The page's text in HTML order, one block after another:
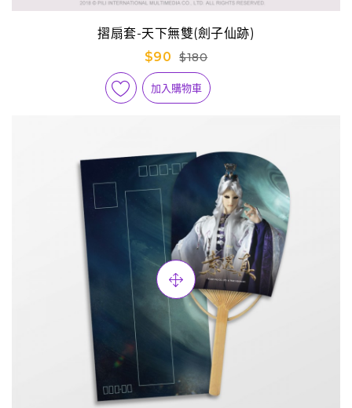
摺扇套-天下無雙(劍子仙跡)
$90
$180
加入購物車